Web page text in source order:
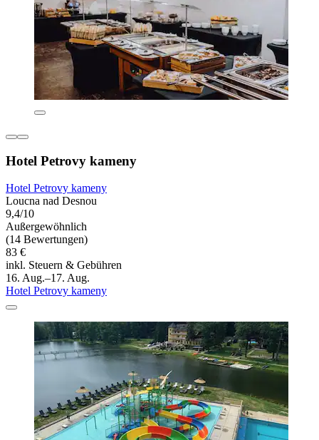
Hotel Petrovy kameny
Hotel Petrovy kameny
Loucna nad Desnou
9,4/10
Außergewöhnlich
(14 Bewertungen)
83 €
inkl. Steuern & Gebühren
16. Aug.–17. Aug.
Hotel Petrovy kameny